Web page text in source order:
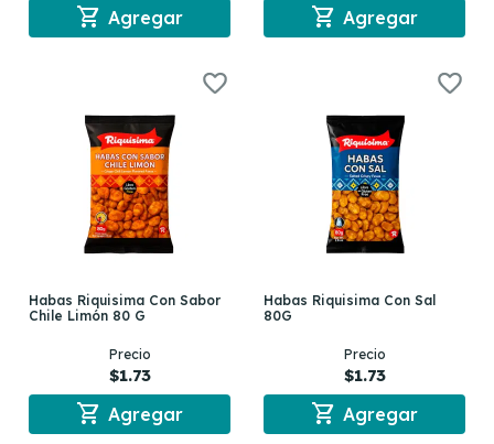
shopping_cart Agregar shopping_cart Agregar
Habas Riquisima Con Sabor
Chile Limón 80 G
Precio
$1.73
shopping_cart Agregar
Habas Riquisima Con Sal
80G
Precio
$1.73
shopping_cart Agregar